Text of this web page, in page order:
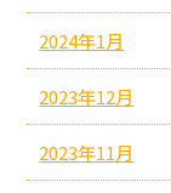
2024年1月
2023年12月
2023年11月